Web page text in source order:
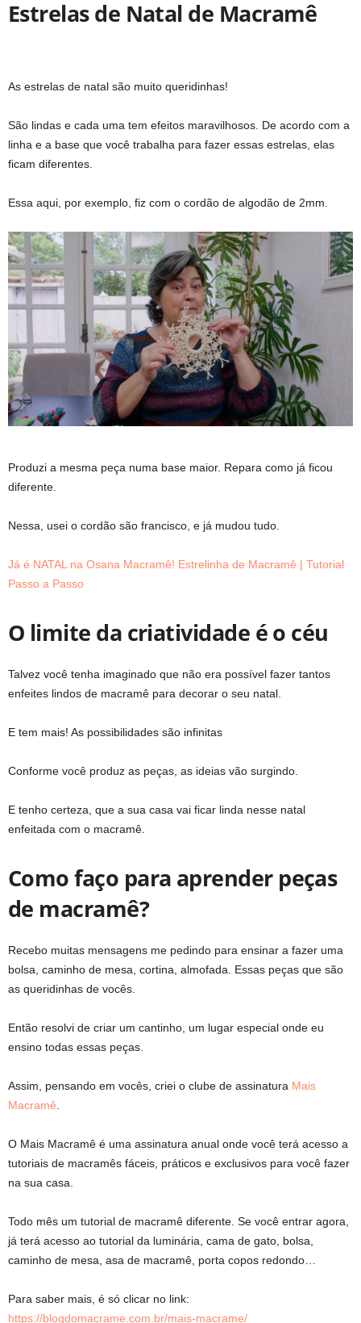
Estrelas de Natal de Macramê
As estrelas de natal são muito queridinhas!
São lindas e cada uma tem efeitos maravilhosos. De acordo com a
linha e a base que você trabalha para fazer essas estrelas, elas
ficam diferentes.
Essa aqui, por exemplo, fiz com o cordão de algodão de 2mm.
Produzi a mesma peça numa base maior. Repara como já ficou
diferente.
Nessa, usei o cordão são francisco, e já mudou tudo.
Já é NATAL na Osana Macramê! Estrelinha de Macramê | Tutorial
Passo a Passo
O limite da criatividade é o céu
Talvez você tenha imaginado que não era possível fazer tantos
enfeites lindos de macramê para decorar o seu natal.
E tem mais! As possibilidades são infinitas
Conforme você produz as peças, as ideias vão surgindo.
E tenho certeza, que a sua casa vai ficar linda nesse natal
enfeitada com o macramê.
Como faço para aprender peças
de macramê?
Recebo muitas mensagens me pedindo para ensinar a fazer uma
bolsa, caminho de mesa, cortina, almofada. Essas peças que são
as queridinhas de vocês.
Então resolvi de criar um cantinho, um lugar especial onde eu
ensino todas essas peças.
Assim, pensando em vocês, criei o clube de assinatura Mais
Macramê
O Mais Macramê é uma assinatura anual onde você terá acesso a
tutoriais de macramês fáceis, práticos e exclusivos para você fazer
na sua casa.
Todo mês um tutorial de macramê diferente. Se você entrar agora,
já terá acesso ao tutorial da luminária, cama de gato, bolsa,
caminho de mesa, asa de macramê, porta copos redondo…
Para saber mais, é só clicar no link:
https://blogdomacrame.com.br/mais-macrame/